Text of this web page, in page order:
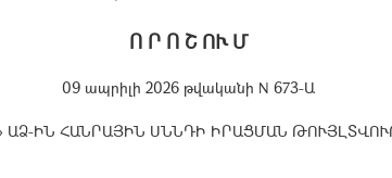
Ո Ր Ո Շ ՈՒ Մ
09 ապրիլի 2026 թվականի N 673-Ա
ԱՁ-ԻՆ ՀԱՆՐԱՅԻՆ ՍՆՆԴԻ ԻՐԱՑՄԱՆ